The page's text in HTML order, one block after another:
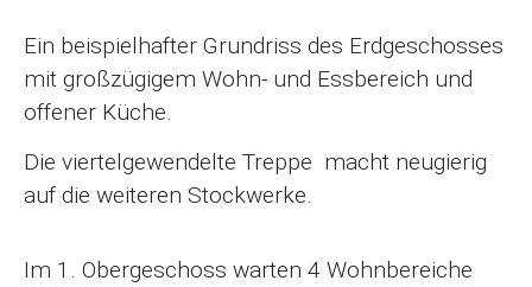
Ein beispielhafter Grundriss des Erdgeschosses
mit großzügigem Wohn- und Essbereich und
offener Küche.
Die viertelgewendelte Treppe macht neugierig
auf die weiteren Stockwerke.
Im 1. Obergeschoss warten 4 Wohnbereiche